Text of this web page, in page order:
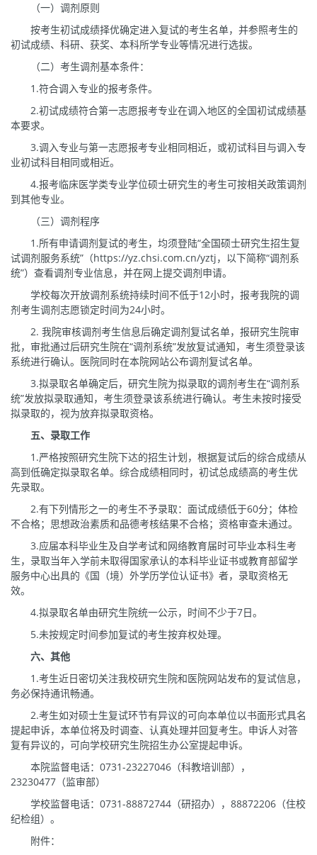
（一）调剂原则
按考生初试成绩择优确定进入复试的考生名单，并参照考生的
初试成绩、科研、获奖、本科所学专业等情况进行选拔。
（二）考生调剂基本条件：
1.符合调入专业的报考条件。
2.初试成绩符合第一志愿报考专业在调入地区的全国初试成绩基
本要求。
3.调入专业与第一志愿报考专业相同相近，或初试科目与调入专
业初试科目相同或相近。
4.报考临床医学类专业学位硕士研究生的考生可按相关政策调剂
到其他专业。
（三）调剂程序
1.所有申请调剂复试的考生，均须登陆“全国硕士研究生招生复
试调剂服务系统”（https://yz.chsi.com.cn/yztj，以下简称“调剂系
统”）查看调剂专业信息，并在网上提交调剂申请。
学校每次开放调剂系统持续时间不低于12小时，报考我院的调
剂考生调剂志愿锁定时间为24小时。
2. 我院审核调剂考生信息后确定调剂复试名单，报研究生院审
批，审批通过后研究生院在“调剂系统”发放复试通知，考生须登录该
系统进行确认。医院同时在本院网站公布调剂复试名单。
3.拟录取名单确定后，研究生院为拟录取的调剂考生在“调剂系
统”发放拟录取通知，考生须登录该系统进行确认。考生未按时接受
拟录取的，视为放弃拟录取资格。
五、录取工作
1.严格按照研究生院下达的招生计划，根据复试后的综合成绩从
高到低确定拟录取名单。综合成绩相同时，初试总成绩高的考生优
先录取。
2.有下列情形之一的考生不予录取：面试成绩低于60分；体检
不合格；思想政治素质和品德考核结果不合格；资格审查未通过。
3.应届本科毕业生及自学考试和网络教育届时可毕业本科生考
生，录取当年入学前未取得国家承认的本科毕业证书或教育部留学
服务中心出具的《国（境）外学历学位认证书》者，录取资格无
效。
4.拟录取名单由研究生院统一公示，时间不少于7日。
5.未按规定时间参加复试的考生按弃权处理。
六、其他
1.考生近日密切关注我校研究生院和医院网站发布的复试信息，
务必保持通讯畅通。
2.考生如对硕士生复试环节有异议的可向本单位以书面形式具名
提起申诉，本单位将及时调查、认真处理并回复考生。申诉人对答
复有异议的，可向学校研究生院招生办公室提起申诉。
本院监督电话：0731-23227046（科教培训部），
23230477（监审部）
学校监督电话：0731-88872744（研招办），88872206（住校
纪检组）。
附件：